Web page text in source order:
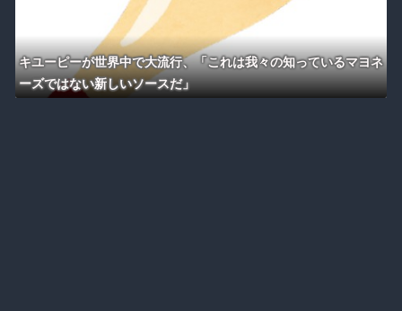
キユーピーが世界中で大流行、「これは我々の知っているマヨネ
ーズではない新しいソースだ」